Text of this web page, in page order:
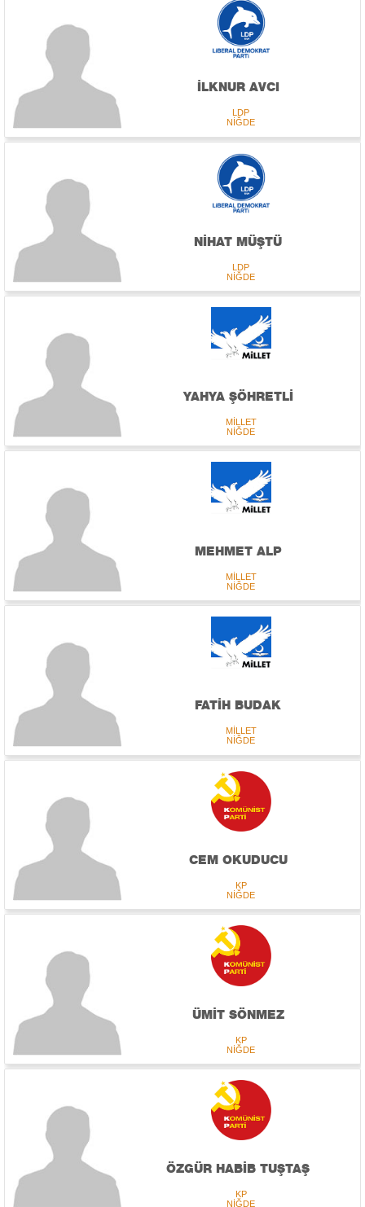
İLKNUR AVCI
LDP
NİĞDE
NİHAT MÜŞTÜ
LDP
NİĞDE
YAHYA ŞÖHRETLİ
MİLLET
NİĞDE
MEHMET ALP
MİLLET
NİĞDE
FATİH BUDAK
MİLLET
NİĞDE
CEM OKUDUCU
KP
NİĞDE
ÜMİT SÖNMEZ
KP
NİĞDE
ÖZGÜR HABİB TUŞTAŞ
KP
NİĞDE